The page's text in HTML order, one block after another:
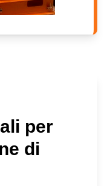
per
di